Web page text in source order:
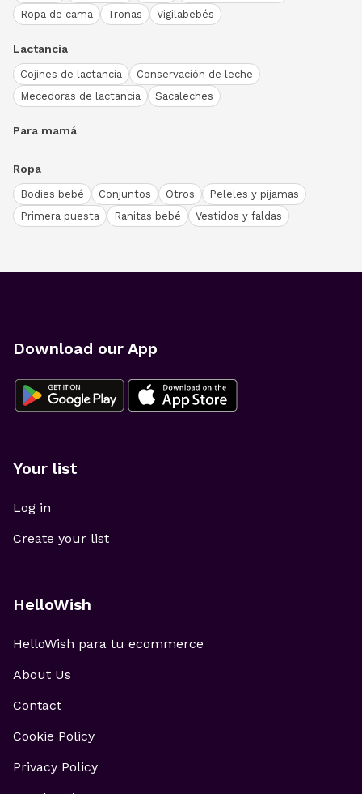
Ropa de cama
Tronas Vigilabebés
Lactancia
Cojines de lactancia
Conservación de leche
Mecedoras de lactancia
Sacaleches
Para mamá
Ropa
Bodies bebé Conjuntos Otros
Peleles y pijamas
Primera puesta
Ranitas bebé Vestidos y faldas
Download our App
Your list
Log in
Create your list
HelloWish
HelloWish para tu ecommerce
About Us
Contact
Cookie Policy
Privacy Policy